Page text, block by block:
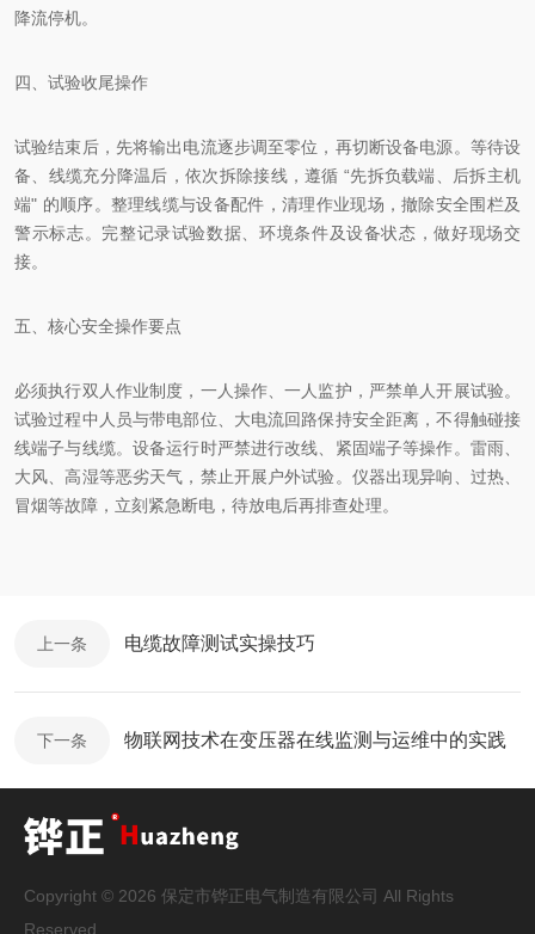
降流停机。
四、试验收尾操作
试验结束后，先将输出电流逐步调至零位，再切断设备电源。等待设
备、线缆充分降温后，依次拆除接线，遵循 “先拆负载端、后拆主机
端" 的顺序。整理线缆与设备配件，清理作业现场，撤除安全围栏及
警示标志。完整记录试验数据、环境条件及设备状态，做好现场交
接。
五、核心安全操作要点
必须执行双人作业制度，一人操作、一人监护，严禁单人开展试验。
试验过程中人员与带电部位、大电流回路保持安全距离，不得触碰接
线端子与线缆。设备运行时严禁进行改线、紧固端子等操作。雷雨、
大风、高湿等恶劣天气，禁止开展户外试验。仪器出现异响、过热、
冒烟等故障，立刻紧急断电，待放电后再排查处理。
上一条 电缆故障测试实操技巧
下一条 物联网技术在变压器在线监测与运维中的实践
Copyright © 2026 保定市铧正电气制造有限公司 All Rights
Reserved